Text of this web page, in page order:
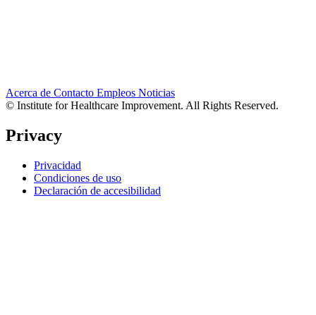
Acerca de Contacto Empleos Noticias
© Institute for Healthcare Improvement. All Rights Reserved.
Privacy
Privacidad
Condiciones de uso
Declaración de accesibilidad